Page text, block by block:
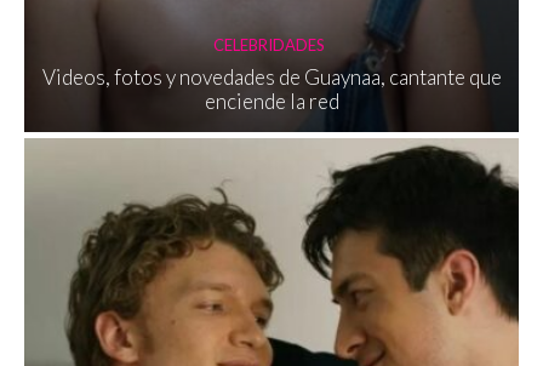
CELEBRIDADES
Videos, fotos y novedades de Guaynaa, cantante que
enciende la red